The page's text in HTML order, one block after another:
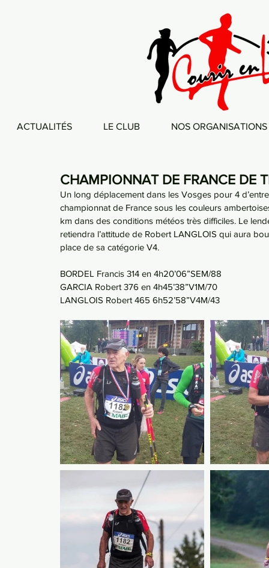
ACTUALITÉS LE CLUB NOS ORGANISATIONS
CHAMPIONNAT DE FRANCE DE
Un long déplacement dans les Vosges pour 4
championnat de France sous les couleurs
km dans des conditions météos très difficiles. Le
retiendra l’attitude de Robert LANGLOIS qui aura
place de sa catégorie V4.
BORDEL Francis 314 en 4h20’06”SEM/88
GARCIA Robert 376 en 4h45’38”V1M/70
LANGLOIS Robert 465 6h52’58”V4M/43